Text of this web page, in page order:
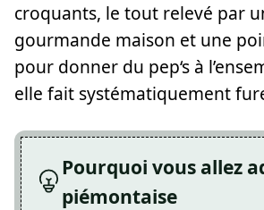
croquants, le tout relevé par
gourmande maison et une
pour donner du pep‘s à
elle fait systématiquement
Pourquoi vous allez
piémontaise